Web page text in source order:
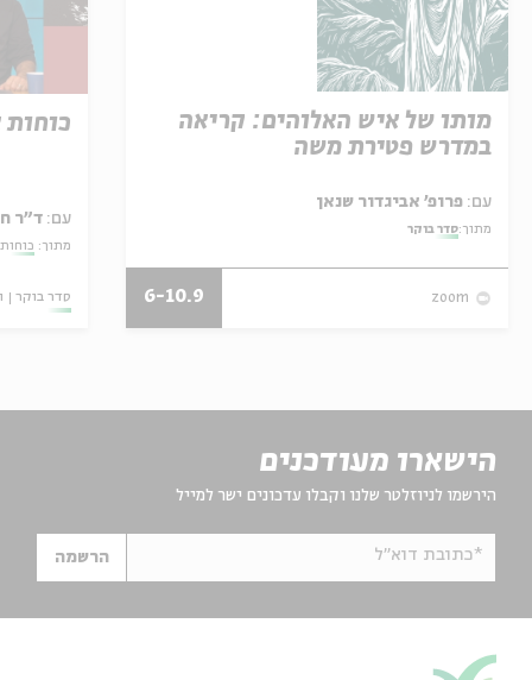
מותו של איש האלוהים: קריאה
במדרש פטירת משה
עם:
מתוך:סדר בוקר
zoom
6-10.9
עם: ד"ר
מתוך:
סדר בוקר
הישארו מעודכנים
הירשמו לניוזלטר שלנו וקבלו עדכונים ישר למייל
*כתובת דוא"ל הרשמה